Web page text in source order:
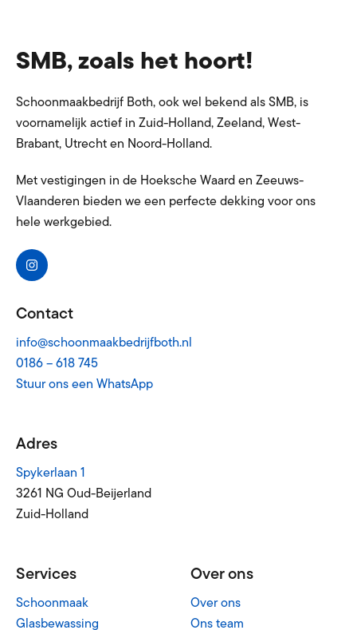
SMB, zoals het hoort!
Schoonmaakbedrijf Both, ook wel bekend als SMB, is
voornamelijk actief in Zuid-Holland, Zeeland, West-
Brabant, Utrecht en Noord-Holland.
Met vestigingen in de Hoeksche Waard en Zeeuws-
Vlaanderen bieden we een perfecte dekking voor ons
hele werkgebied.
Contact
info@schoonmaakbedrijfboth.nl
0186 – 618 745
Stuur ons een WhatsApp
Adres
Spykerlaan 1
3261 NG Oud-Beijerland
Zuid-Holland
Services
Schoonmaak
Glasbewassing
Over ons
Over ons
Ons team